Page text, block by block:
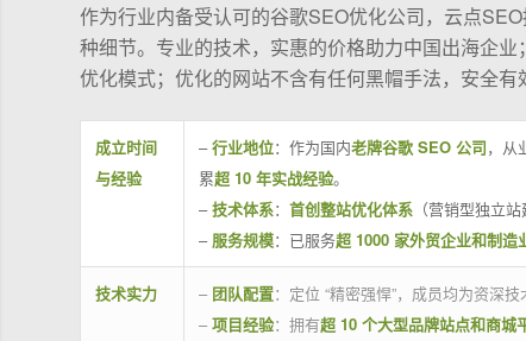
作为行业内备受认可的谷歌SEO优化公司，云点
种细节。专业的技术，实惠的价格助力中国出海企
优化模式；优化的网站不含有任何黑帽手法，安全有
成立时间
与经验
–行业地位：作为国内老牌谷歌 SEO 公司，从
累超 10 年实战经验。
–技术体系： 首创整站优化体系 （营销型独立
– 服务规模：已服务超 1000 家外贸企业和制造
技术实力 – 团队配置：定位 “精密强悍”，成员均为资深
– 项目经验：拥有超 10 个大型品牌站点和商城